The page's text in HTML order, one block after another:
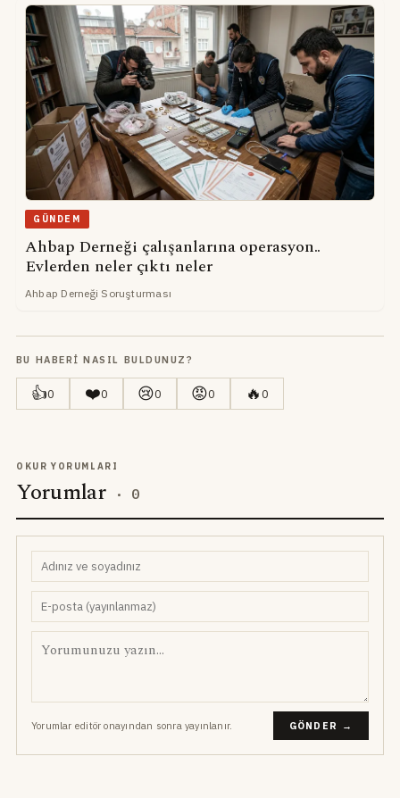
GÜNDEM
Ahbap Derneği çalışanlarına operasyon..
Evlerden neler çıktı neler
Ahbap Derneği Soruşturması
BU HABERI NASIL BULDUNUZ?
👍0 ❤️0 😢0 😡0 🔥0
OKUR YORUMLARI
Yorumlar · 0
Yorumlar editör onayından sonra yayınlanır. GÖNDER →